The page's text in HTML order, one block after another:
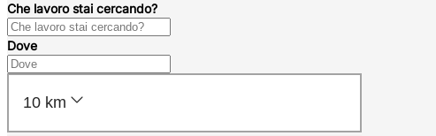
Che lavoro stai cercando?
Dove
10 km